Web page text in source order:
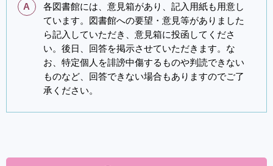
A
各図書館には、意見箱があり、記入用紙も用意し
ています。図書館への要望・意見等がありました
ら記入していただき、意見箱に投函してくださ
い。後日、回答を掲示させていただきます。な
お、特定個人を誹謗中傷するものや判読できない
ものなど、回答できない場合もありますのでご了
承ください。